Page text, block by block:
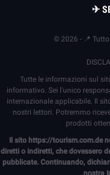
✈
© 2026 - 📍
Tutte le informazioni sul
informativo. Sei l'unico
internazionale applicabile. Il
nostri lettori. Potremmo
prodotti
Il sito https://tourism.com.de
diretti o indiretti, che dovessero
pubblicate. Continuando,